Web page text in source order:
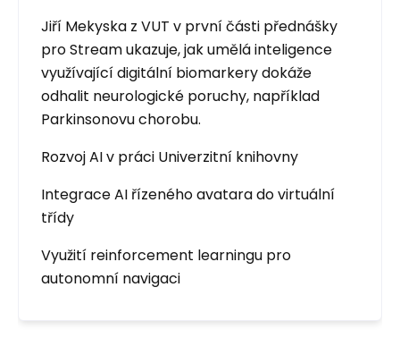
Jiří Mekyska z VUT v první části přednášky
pro Stream ukazuje, jak umělá inteligence
využívající digitální biomarkery dokáže
odhalit neurologické poruchy, například
Parkinsonovu chorobu.
Rozvoj AI v práci Univerzitní knihovny
Integrace AI řízeného avatara do virtuální
třídy
Využití reinforcement learningu pro
autonomní navigaci